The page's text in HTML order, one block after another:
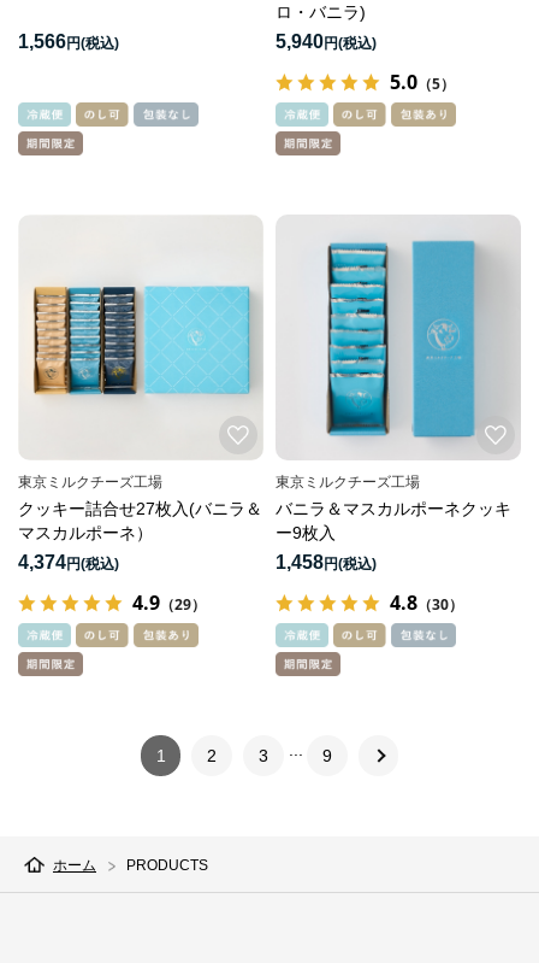
1,566円
ロ・バニラ)
5,940円
5.0 （5）
東京ミルクチーズ工場
クッキー詰合せ27枚入(バニラ＆
マスカルポーネ）
4,374円
4.9 （29）
東京ミルクチーズ工場
バニラ＆マスカルポーネクッキ
ー9枚入
1,458円
4.8 （30）
1 2 3 9
ホーム PRODUCTS